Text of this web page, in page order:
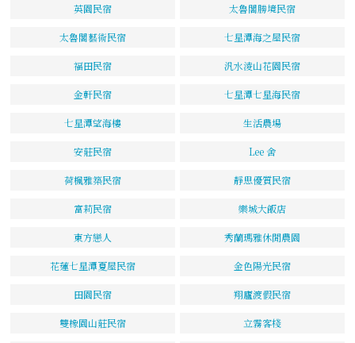
英園民宿 太魯閣勝境民宿
太魯閣藝術民宿 七星潭海之屋民宿
福田民宿 汎水淩山花園民宿
金軒民宿 七星潭七星海民宿
七星潭望海樓 生活農場
安莊民宿 Lee 舍
荷楓雅築民宿 靜思優質民宿
富莉民宿 樂城大飯店
東方戀人 秀蘭瑪雅休閒農園
花蓮七星潭夏屋民宿 金色陽光民宿
田園民宿 翔廬渡假民宿
雙橡園山莊民宿 立霧客棧